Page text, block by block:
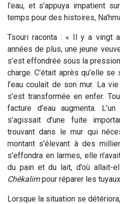
l’eau, et s’appuya impatient
temps pour des histoires,
Tsouri raconta : « Il y a vingt
années de plus, une jeune
s’est effondrée sous la
charge. C’était après qu’elle
l’eau coulait de son mur. La
s’est transformée en enfer.
facture d’eau augmenta.
s’agissait d’une fuite
trouvant dans le mur qui
montant s’élevant à des
s’effondra en larmes, elle
du pain et du lait, d’où allait-
Chékalimpour réparer les
Lorsque la situation se